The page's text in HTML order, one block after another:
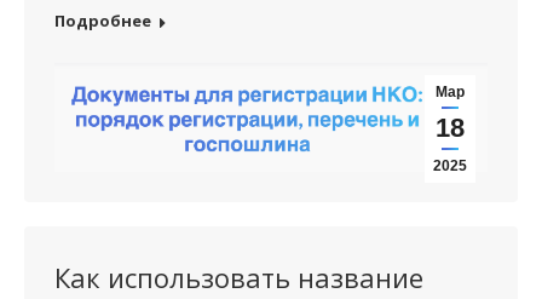
Подробнее
Мар
18
2025
Как использовать название